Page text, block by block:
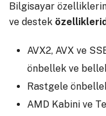
Bilgisayar
ve destek
AVX2, AVX ve
önbellek ve
Rastgele
AMD Kabini ve